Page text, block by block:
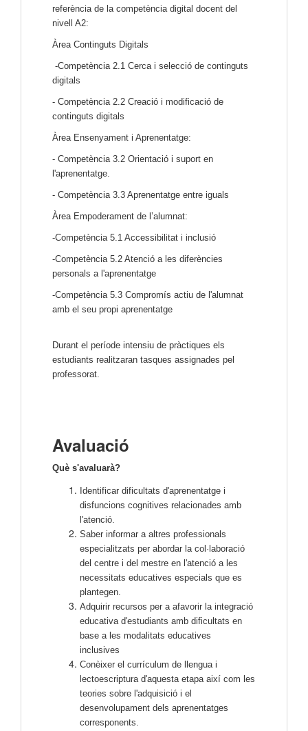
referència de la competència digital docent del
nivell A2:
Àrea Continguts Digitals
-Competència 2.1 Cerca i selecció de continguts
digitals
- Competència 2.2 Creació i modificació de
continguts digitals
Àrea Ensenyament i Aprenentatge:
- Competència 3.2 Orientació i suport en
l'aprenentatge.
- Competència 3.3 Aprenentatge entre iguals
Àrea Empoderament de l’alumnat:
-Competència 5.1 Accessibilitat i inclusió
-Competència 5.2 Atenció a les diferències
personals a l'aprenentatge
-Competència 5.3 Compromís actiu de l'alumnat
amb el seu propi aprenentatge
Durant el període intensiu de pràctiques els
estudiants realitzaran tasques assignades pel
professorat.
Avaluació
Què s'avaluarà?
Identificar dificultats d'aprenentatge i
disfuncions cognitives relacionades amb
l'atenció.
Saber informar a altres professionals
especialitzats per abordar la col·laboració
del centre i del mestre en l'atenció a les
necessitats educatives especials que es
plantegen.
Adquirir recursos per a afavorir la integració
educativa d'estudiants amb dificultats en
base a les modalitats educatives
inclusives
Conèixer el currículum de llengua i
lectoescriptura d'aquesta etapa així com les
teories sobre l'adquisició i el
desenvolupament dels aprenentatges
corresponents.